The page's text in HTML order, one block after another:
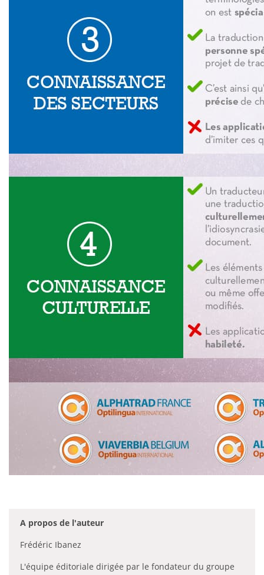
A propos de l'auteur
Frédéric Ibanez
L'équipe éditoriale dirigée par le fondateur du groupe